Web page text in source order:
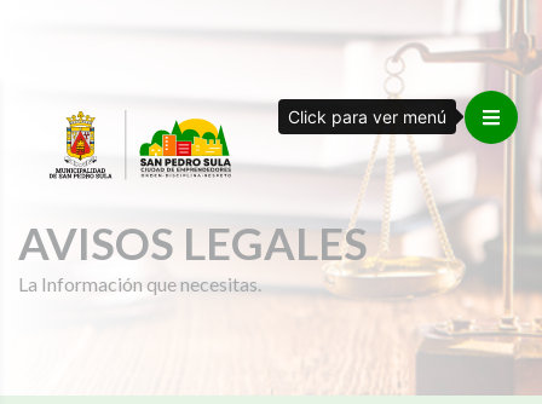
AVISOS LEGALES
La Información que necesitas.
Click para ver menú